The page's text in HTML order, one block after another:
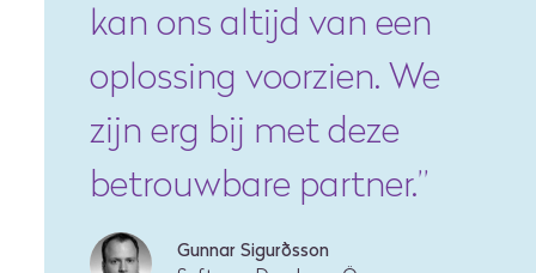
kan ons altijd van een
oplossing voorzien. We
zijn erg bij met deze
betrouwbare partner.”
Gunnar Sigurðsson